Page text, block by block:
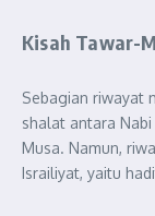
Kisah Tawar-
Sebagian riwayat
shalat antara
Musa. Namun,
Israiliyat, yaitu